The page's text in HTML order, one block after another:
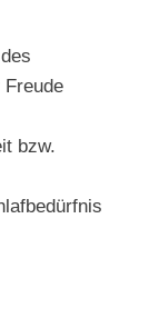
bzw.